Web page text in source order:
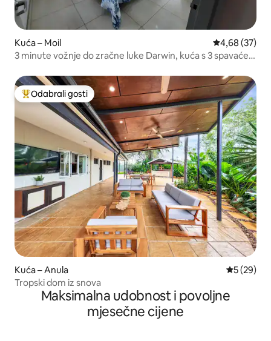
Kuća – Moil Prosječna
4,68 (37)
3 minute vožnje do zračne luke Darwin, kuća s 3 spavaće
Među najviše rangiranima s oznakom „Odabrali gosti”
Odabrali gosti
Kuća – Anula Prosječna
5 (29)
Tropski dom iz snova
Maksimalna udobnost i povoljne
mjesečne cijene